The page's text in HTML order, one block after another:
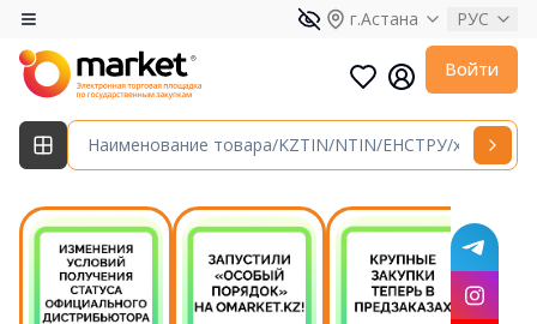
г.Астана РУС
Войти